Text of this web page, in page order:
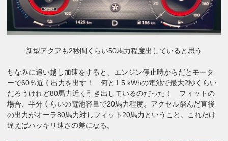
新型アクアも2秒間くらい50馬力程度出していると思う
ちなみに追い越し加速をすると、エンジン停止時からだとモータ
ーで60％近く出力を出す！ 何と1.5 kWhの電池で最大2秒くらい
だろうけれど80馬力近く引き出しているのだった！ フィットの
場合、半分くらいの電池容量で20馬力程度。アクセル踏んだ直後
の出力がオーラ80馬力対しフィット20馬力ということ。これだけ
違えばハッキリ速さの差になる。